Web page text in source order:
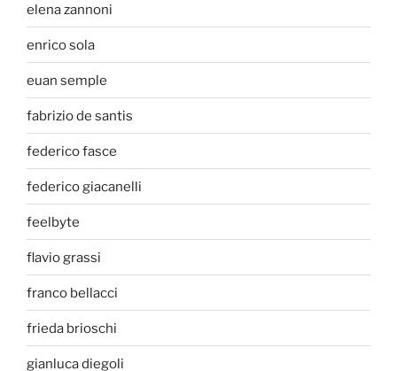
elena zannoni
enrico sola
euan semple
fabrizio de santis
federico fasce
federico giacanelli
feelbyte
flavio grassi
franco bellacci
frieda brioschi
gianluca diegoli